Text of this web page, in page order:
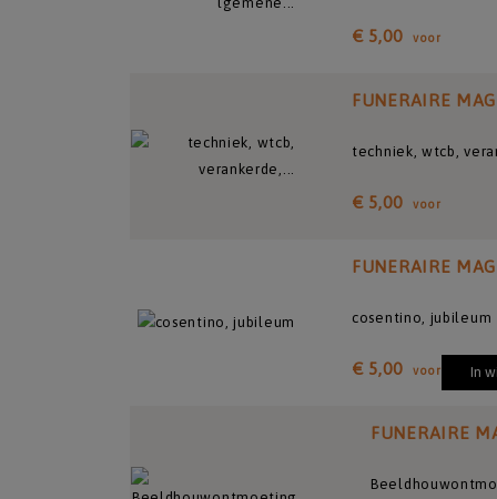
€ 5,00 voor
FUNERAIRE MAG
techniek, wtcb,
€ 5,00 voor
FUNERAIRE MAG
cosentino, jubileum
€ 5,00 voor In
FUNERAIRE